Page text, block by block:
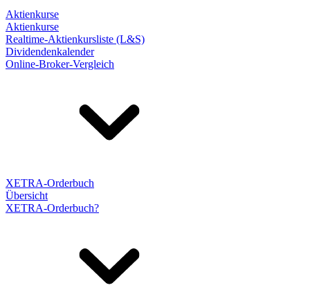
Aktienkurse
Aktienkurse
Realtime-Aktienkursliste (L&S)
Dividendenkalender
Online-Broker-Vergleich
XETRA-Orderbuch
Übersicht
XETRA-Orderbuch?